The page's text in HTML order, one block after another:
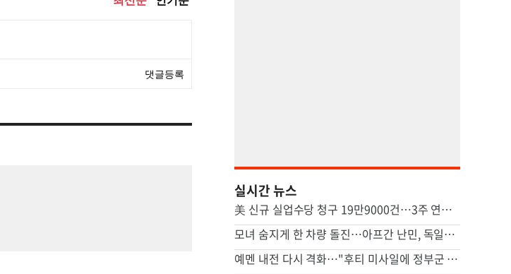
실시간 뉴스
美 신규 실업수당 청구 19만9000건…3주 연속 20만명 하회
모녀 숨지게 한 차량 돌진…아프간 난민, 독일서 종신형
예멘 내전 다시 격화…"후티 미사일에 정부군 최소 30명 사망"